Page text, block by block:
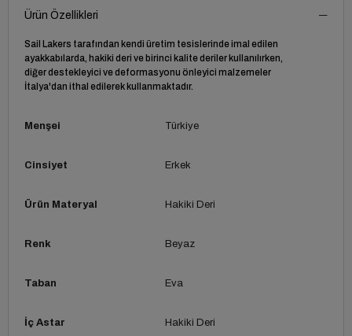
Ürün Özellikleri
Sail Lakers tarafından kendi üretim tesislerinde imal edilen
ayakkabılarda, hakiki deri ve birinci kalite deriler kullanılırken,
diğer destekleyici ve deformasyonu önleyici malzemeler
İtalya'dan ithal edilerek kullanmaktadır.
Menşei Türkiye
Cinsiyet Erkek
Ürün Materyal Hakiki Deri
Renk Beyaz
Taban Eva
İç Astar Hakiki Deri